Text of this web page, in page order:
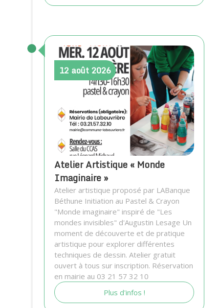
12 août 2026
Atelier Artistique « Monde
Imaginaire »
Atelier artistique proposé par LABanque
Béthune Initiation au Pastel & Crayon
"Monde imaginaire" inspiré de "Les
mondes invisibles" d'Augustin Lesage Un
moment de découverte et de pratique
artistique pour explorer différentes
techniques de dessin. Atelier gratuit
ouvert à tous sur inscription. Réservation
en mairie au 03 21 57 32 10
Plus d'infos !